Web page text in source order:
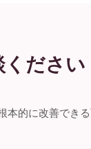
ください
的に改善できる